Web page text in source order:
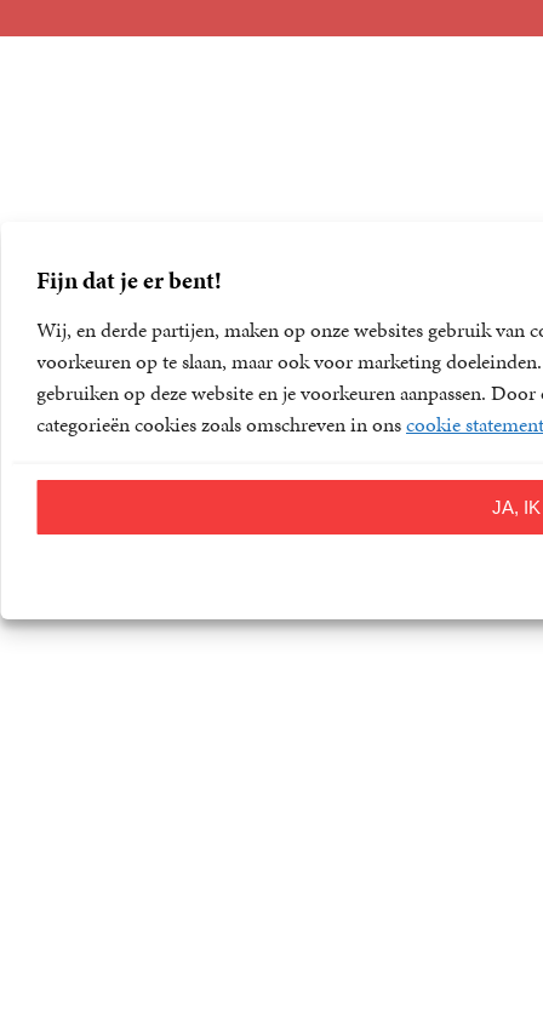
Fijn dat je er bent!
Wij, en derde partijen, maken op onze websites gebruik
voorkeuren op te slaan, maar ook voor marketing
gebruiken op deze website en je voorkeuren aanpassen.
categorieën cookies zoals omschreven in onscookie statement
JA,